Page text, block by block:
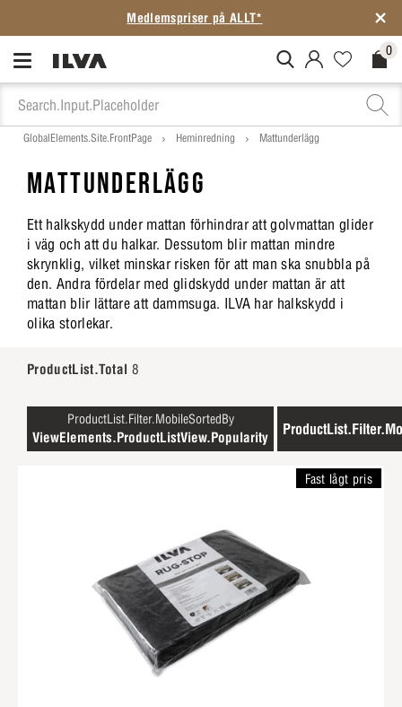
Medlemspriser på ALLT*
MitIlva.Login 0
GlobalElements.Site.FrontPage Heminredning Mattunderlägg
MATTUNDERLÄGG
Ett halkskydd under mattan förhindrar att golvmattan glider
i väg och att du halkar. Dessutom blir mattan mindre
skrynklig, vilket minskar risken för att man ska snubbla på
den. Andra fördelar med glidskydd under mattan är att
mattan blir lättare att dammsuga. ILVA har halkskydd i
olika storlekar.
ProductList.Total 8
ProductList.Filter.MobileSortedBy
ViewElements.ProductListView.Popularity
Fast lågt pris